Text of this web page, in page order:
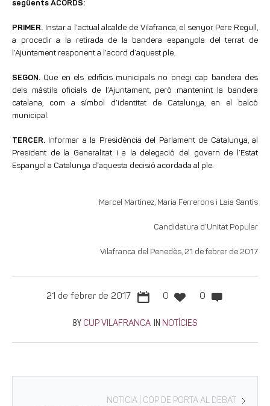
següents ACORDS:
PRIMER. Instar a l’actual alcalde de Vilafranca, el senyor Pere Regull,
a procedir a la retirada de la bandera espanyola del terrat de
l’Ajuntament responent a l’acord d’aquest ple.
SEGON. Que en els edificis municipals no onegi cap bandera des
dels màstils oficials de l’Ajuntament, però mantenint la bandera
catalana, com a símbol d’identitat de Catalunya, en el balcó
municipal.
TERCER. Informar a la Presidència del Parlament de Catalunya, al
President de la Generalitat i a la delegació del govern de l’Estat
Espanyol a Catalunya d’aquesta decisió acordada al ple.
Marcel Martínez, Maria Ferrerons i Laia Santís
Candidatura d’Unitat Popular
Vilafranca del Penedès, 21 de febrer de 2017
21 de febrer de 2017 0 0
BY CUP VILAFRANCA IN NOTÍCIES
NOTICIA | COP DE PORTA AL DEBAT